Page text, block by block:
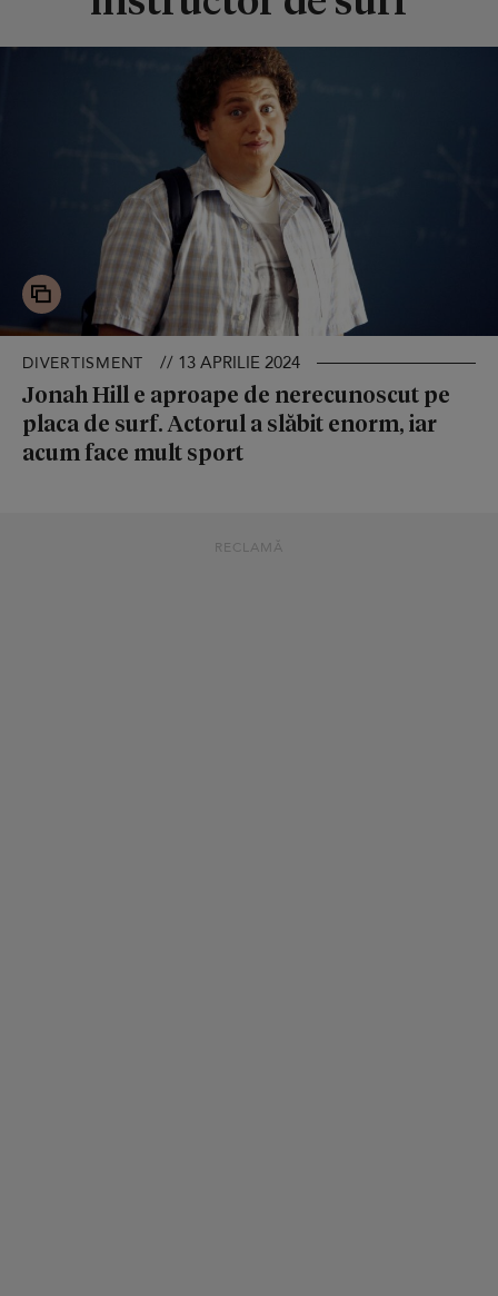
DIVERTISMENT // 13 APRILIE 2024
Jonah Hill e aproape de nerecunoscut pe
placa de surf. Actorul a slăbit enorm, iar
acum face mult sport
RECLAMĂ